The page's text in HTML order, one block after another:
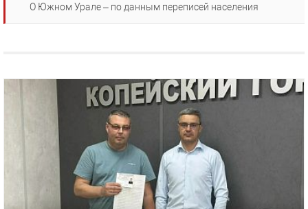
О Южном Урале – по данным переписей населения